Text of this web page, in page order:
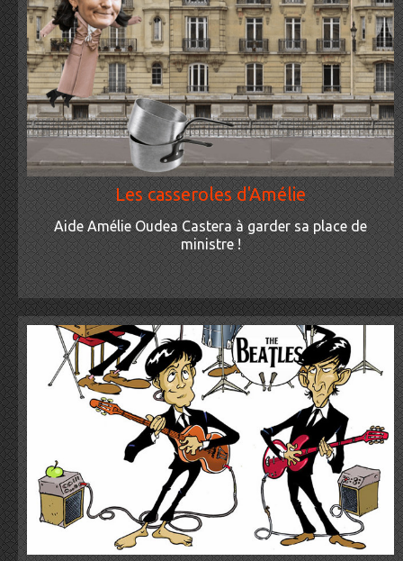
Les casseroles d'Amélie
Aide Amélie Oudea Castera à garder sa place de
ministre !